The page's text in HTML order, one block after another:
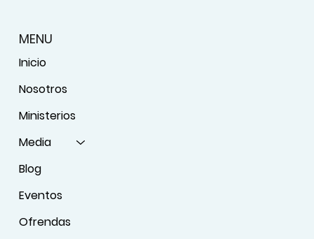
MENU
Inicio
Nosotros
Ministerios
Media
Blog
Eventos
Ofrendas